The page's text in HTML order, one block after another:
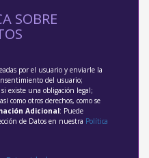
SOBRE
por el usuario y enviarle la
del usuario;
existe una obligación legal;
como otros derechos, como se
Adicional: Puede
de Datos en nuestra Política